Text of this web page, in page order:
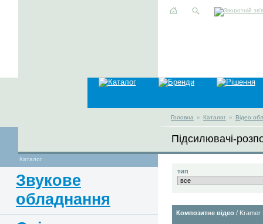
Головна » Каталог » Відео
Підсилювачі-
Каталог
Звукове
обладнання
тип
Композитне відео / Kramer